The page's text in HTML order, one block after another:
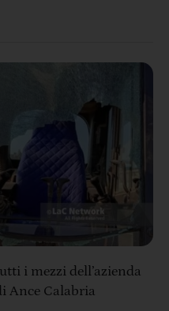
i mezzi dell’azienda
Ance Calabria